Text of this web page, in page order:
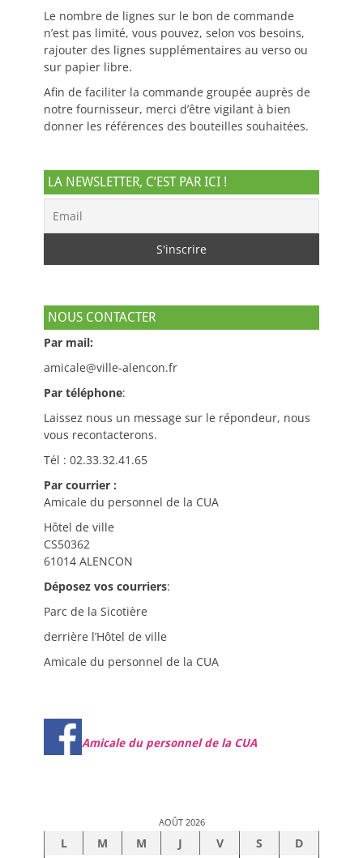
Le nombre de lignes sur le bon de commande
n’est pas limité, vous pouvez, selon vos besoins,
rajouter des lignes supplémentaires au verso ou
sur papier libre.
Afin de faciliter la commande groupée auprès de
notre fournisseur, merci d’être vigilant à bien
donner les références des bouteilles souhaitées.
LA NEWSLETTER, C’EST PAR ICI !
NOUS CONTACTER
Par mail:
amicale@ville-alencon.fr
Par téléphone:
Laissez nous un message sur le répondeur, nous
vous recontacterons.
Tél : 02.33.32.41.65
Par courrier :
Amicale du personnel de la CUA
Hôtel de ville
CS50362
61014 ALENCON
Déposez vos courriers:
Parc de la Sicotière
derrière l’Hôtel de ville
Amicale du personnel de la CUA
Amicale du personnel de la CUA
AOÛT 2026
L M M J V S
D